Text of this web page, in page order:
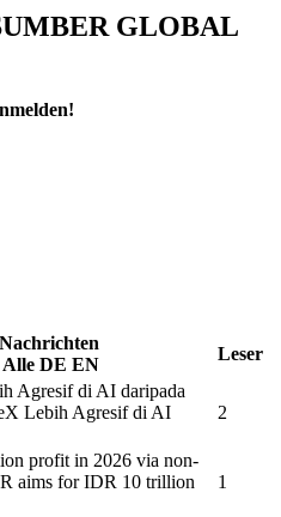
GLOBAL
Alle DE EN
Leser
Agresif di AI daripada
Lebih Agresif di AI
2
profit in 2026 via non-
aims for IDR 10 trillion
1